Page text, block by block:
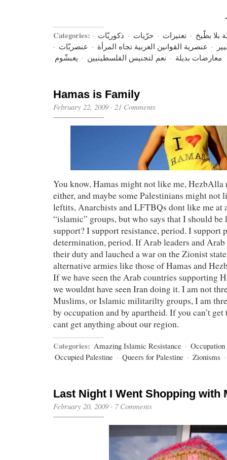
Categories: بلا بطّيخ · تعتيرات · حرّيات · ذكوريّات ·
· عنصرية القوانين العربية تجاه المرأة · عنصريّات ·
معارضات بديلة · نعم لتجنيس الفلسطينيين · يعبشّوم
Hamas is Family
February 22, 2009· 21 Comments
You know, Hamas might not like me,
either, and maybe some Palestinians might not
leftits, Anarchists and LFTBQs dont like me at
“islamic” groups, but who says that I should
support? I support resistance, period. I support
determination, period. If Arab leaders and Arab
their duty and lauched a war on the Zionist
alternative armies like those of Hamas and
If we have seen the Arab countries supporting
we wouldnt have seen Iran doing it. I am not
Muslims, or Islamic militarilty groups, I am
by occupation and by apartheid. If you can’t
cant get anything about our region.
Categories: Amazing Islamic Resistance · Occupation
Occupied Palestine · Queers for Palestine · Zionisms
Last Night I Went Shopping with
February 20, 2009· 7 Comments